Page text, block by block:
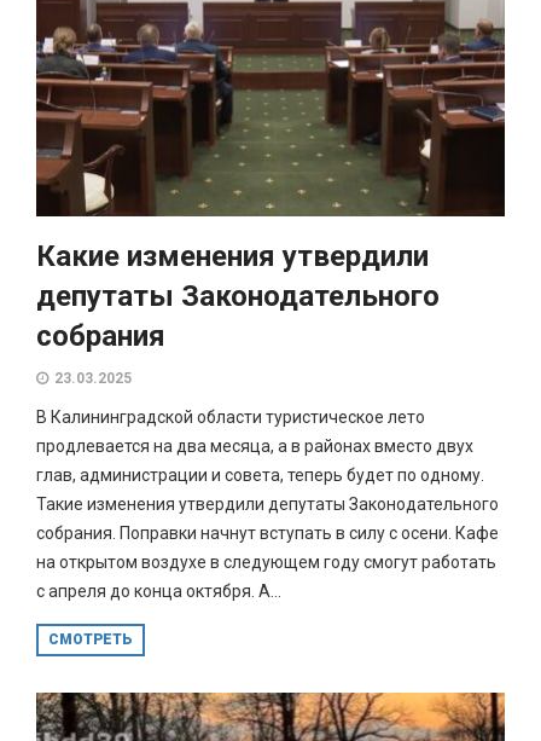
Какие изменения утвердили
депутаты Законодательного
собрания
23.03.2025
В Калининградской области туристическое лето
продлевается на два месяца, а в районах вместо двух
глав, администрации и совета, теперь будет по одному.
Такие изменения утвердили депутаты Законодательного
собрания. Поправки начнут вступать в силу с осени. Кафе
на открытом воздухе в следующем году смогут работать
с апреля до конца октября. А...
СМОТРЕТЬ